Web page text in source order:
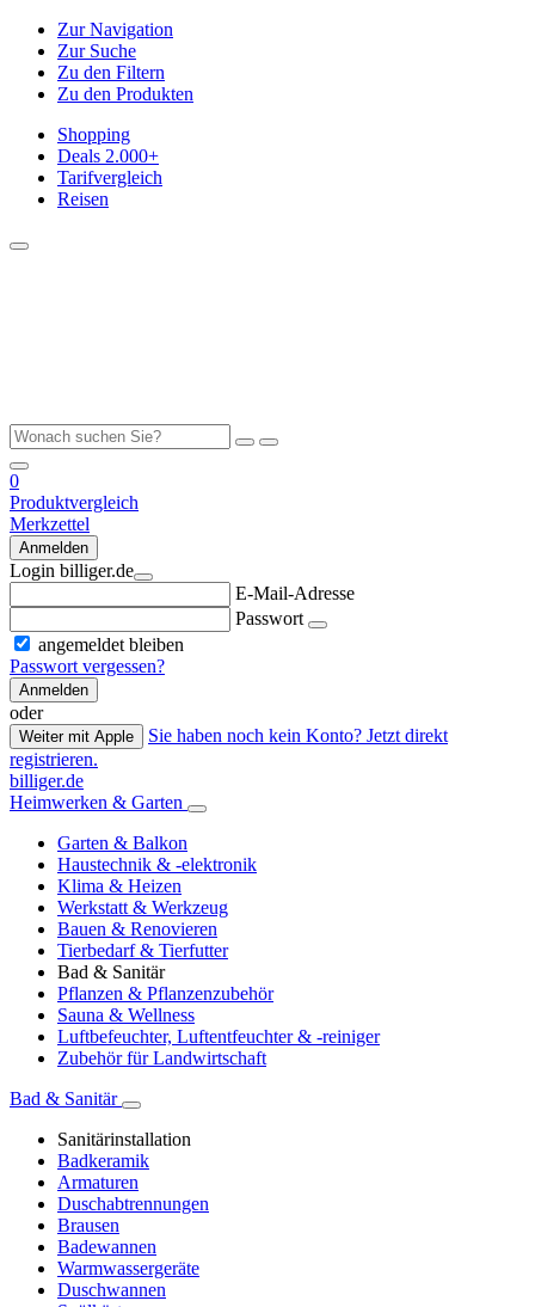
Zur Navigation
Zur Suche
Zu den Filtern
Zu den Produkten
Shopping
Deals 2.000+
Tarifvergleich
Reisen
0
Produktvergleich
Merkzettel
Anmelden
Login billiger.de
E-Mail-Adresse
Passwort
angemeldet bleiben
Passwort vergessen?
Anmelden
oder
Weiter mit Apple
Sie haben noch kein Konto? Jetzt direkt
registrieren.
billiger.de
Heimwerken & Garten
Garten & Balkon
Haustechnik & -elektronik
Klima & Heizen
Werkstatt & Werkzeug
Bauen & Renovieren
Tierbedarf & Tierfutter
Bad & Sanitär
Pflanzen & Pflanzenzubehör
Sauna & Wellness
Luftbefeuchter, Luftentfeuchter & -reiniger
Zubehör für Landwirtschaft
Bad & Sanitär
Sanitärinstallation
Badkeramik
Armaturen
Duschabtrennungen
Brausen
Badewannen
Warmwassergeräte
Duschwannen